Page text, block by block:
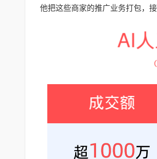
他把这些商家的推广业务打包，